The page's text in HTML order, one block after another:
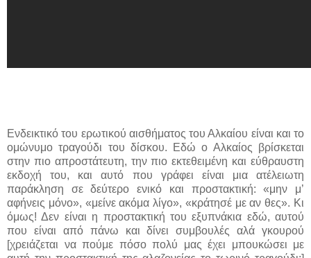
Ενδεικτικό του ερωτικού αισθήματος του Αλκαίου είναι και το
ομώνυμο τραγούδι του δίσκου. Εδώ ο Αλκαίος βρίσκεται
στην πιο απροστάτευτη, την πιο εκτεθειμένη και εύθραυστη
εκδοχή του, και αυτό που γράφει είναι μια ατέλειωτη
παράκληση σε δεύτερο ενικό και προστακτική: «μην μ’
αφήνεις μόνο», «μείνε ακόμα λίγο», «κράτησέ με αν θες». Κι
όμως! Δεν είναι η προστακτική του εξυπνάκια εδώ, αυτού
που είναι από πάνω και δίνει συμβουλές αλά γκουρού
[χρειάζεται να πούμε πόσο πολύ μας έχει μπουκώσει με